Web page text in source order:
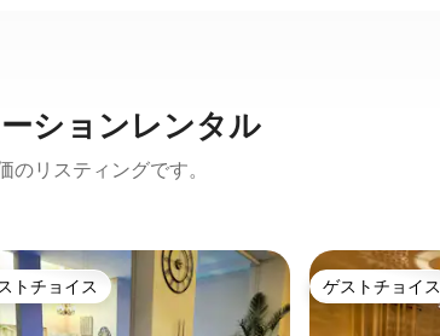
ションレンタル
リスティングです。
のゲストチョイスです。
トチョイス ゲストチョイス
ゲストチョイス